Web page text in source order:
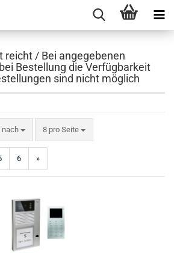
reicht / Bei angegebenen
Bestellung die Verfügbarkeit
sind nicht möglich
nach
nach 8 pro Seite
pro Seite
6 »